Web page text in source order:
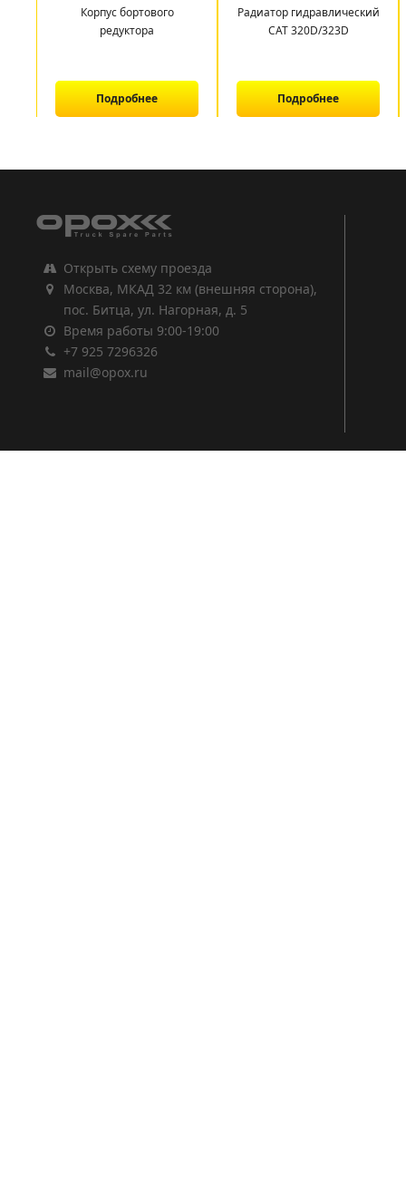
Корпус бортового
редуктора
Подробнее
Радиатор гидравлический
CAT 320D/323D
Подробнее
Открыть схему проезда
Москва, МКАД 32 км (внешняя сторона),
пос. Битца, ул. Нагорная, д. 5
Время работы 9:00-19:00
+7 925 7296326
mail@opox.ru